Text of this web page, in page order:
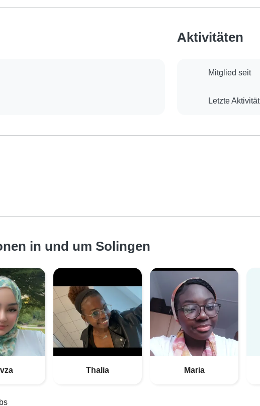
Aktivitäten
Mitglied seit
Letzte Aktivität
in und um Solingen
Thalia Maria